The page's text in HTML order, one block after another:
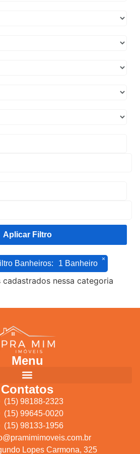
Aplicar Filtro
Banheiros: 1 Banheiro ×
cadastrados nessa categoria
Menu
Contatos
(15) 98188-2323
(15) 99645-0020
(15) 98133-1956
Lopes Carmona, 325